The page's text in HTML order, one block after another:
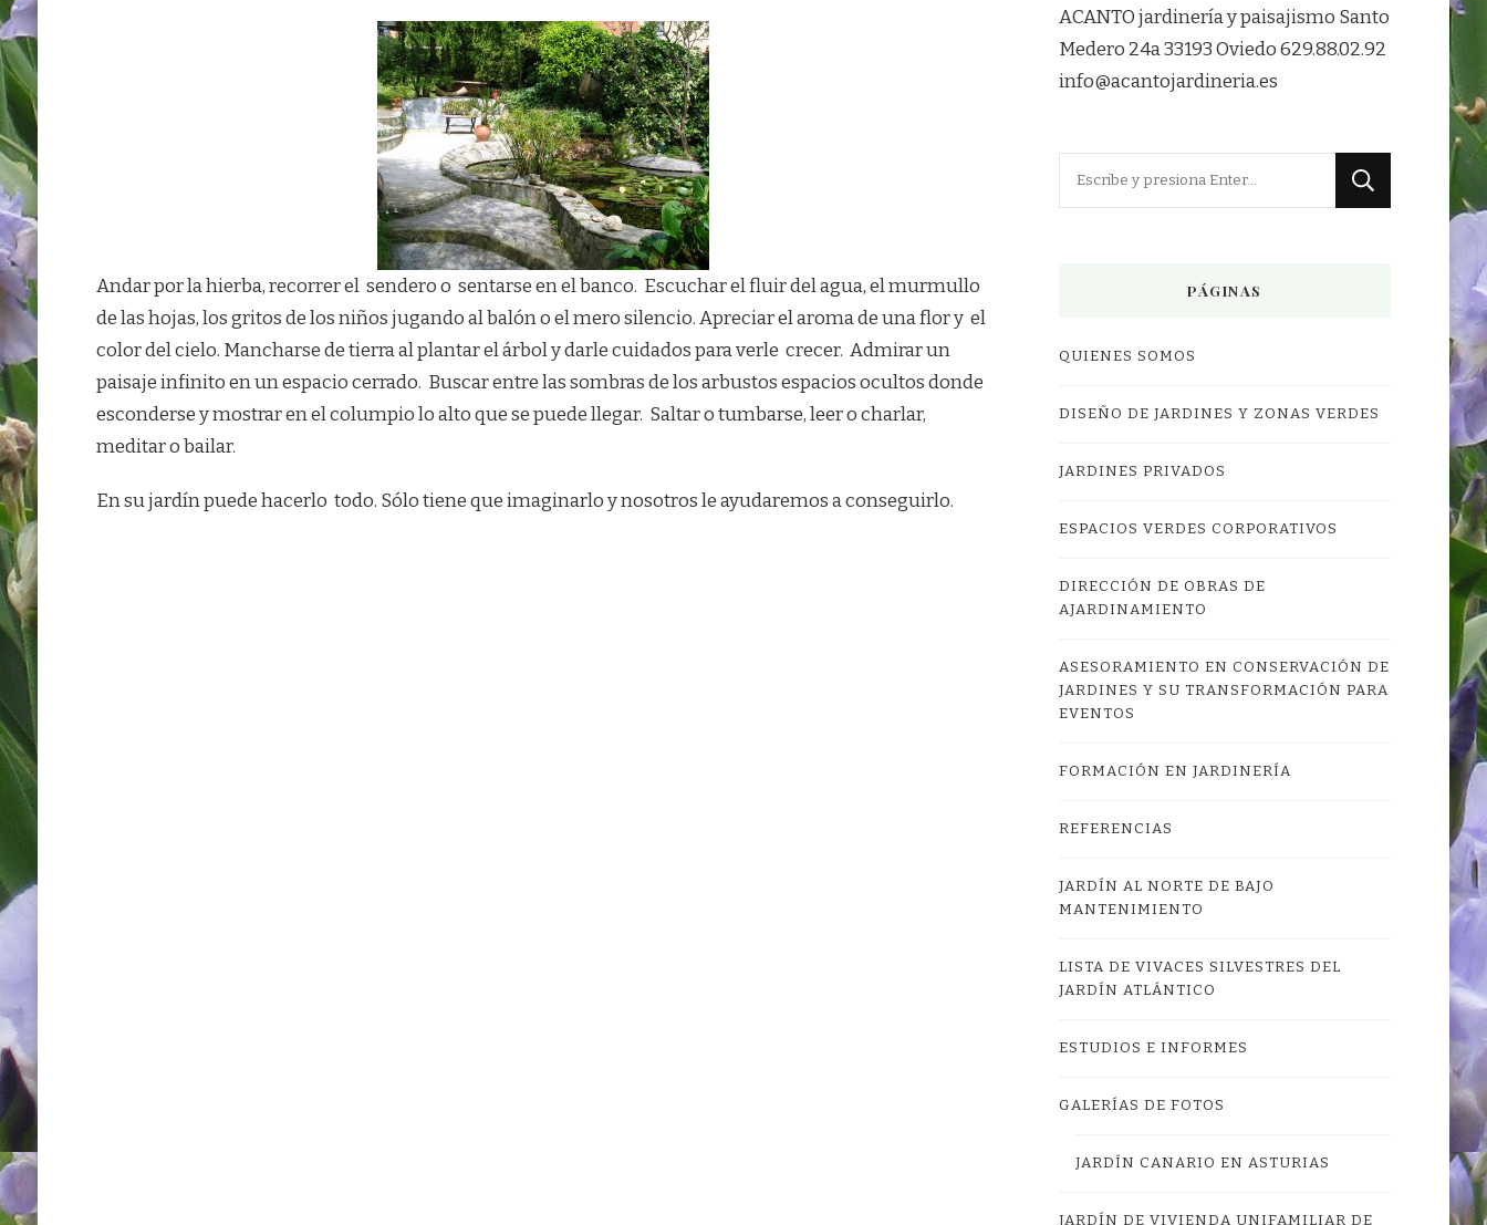
Andar por la hierba, recorrer el sendero o sentarse en el banco. Escuchar el fluir del agua, el murmullo
de las hojas, los gritos de los niños jugando al balón o el mero silencio. Apreciar el aroma de una flor y el
color del cielo. Mancharse de tierra al plantar el árbol y darle cuidados para verle crecer. Admirar un
paisaje infinito en un espacio cerrado. Buscar entre las sombras de los arbustos espacios ocultos donde
esconderse y mostrar en el columpio lo alto que se puede llegar. Saltar o tumbarse, leer o charlar,
meditar o bailar.
En su jardín puede hacerlo todo. Sólo tiene que imaginarlo y nosotros le ayudaremos a conseguirlo.
ACANTO jardinería y paisajismo Santo
Medero 24a 33193 Oviedo 629.88.02.92
info@acantojardineria.es
PÁGINAS
QUIENES SOMOS
DISEÑO DE JARDINES Y ZONAS VERDES
JARDINES PRIVADOS
ESPACIOS VERDES CORPORATIVOS
DIRECCIÓN DE OBRAS DE
AJARDINAMIENTO
ASESORAMIENTO EN CONSERVACIÓN DE
JARDINES Y SU TRANSFORMACIÓN PARA
EVENTOS
FORMACIÓN EN JARDINERÍA
REFERENCIAS
JARDÍN AL NORTE DE BAJO
MANTENIMIENTO
LISTA DE VIVACES SILVESTRES DEL
JARDÍN ATLÁNTICO
ESTUDIOS E INFORMES
GALERÍAS DE FOTOS
JARDÍN CANARIO EN ASTURIAS
JARDÍN DE VIVIENDA UNIFAMILIAR DE